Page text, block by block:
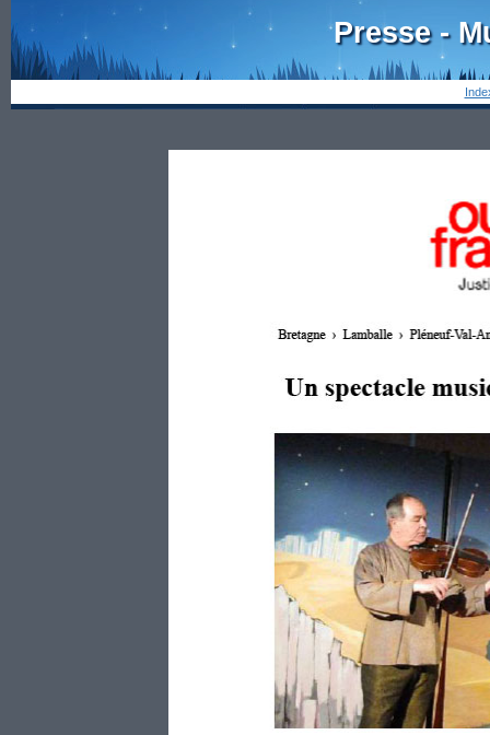
Presse -